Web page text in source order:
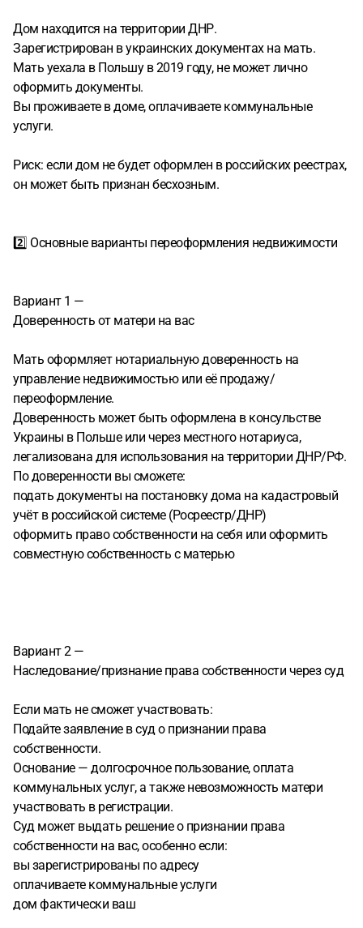
Дом находится на территории ДНР.
Зарегистрирован в украинских документах на мать.
Мать уехала в Польшу в 2019 году, не может лично
оформить документы.
Вы проживаете в доме, оплачиваете коммунальные
услуги.
Риск: если дом не будет оформлен в российских реестрах,
он может быть признан бесхозным.
2️⃣ Основные варианты переоформления недвижимости
Вариант 1 —
Доверенность от матери на вас
Мать оформляет нотариальную доверенность на
управление недвижимостью или её продажу/
переоформление.
Доверенность может быть оформлена в консульстве
Украины в Польше или через местного нотариуса,
легализована для использования на территории ДНР/РФ.
По доверенности вы сможете:
подать документы на постановку дома на кадастровый
учёт в российской системе (Росреестр/ДНР)
оформить право собственности на себя или оформить
совместную собственность с матерью
Вариант 2 —
Наследование/признание права собственности через суд
Если мать не сможет участвовать:
Подайте заявление в суд о признании права
собственности.
Основание — долгосрочное пользование, оплата
коммунальных услуг, а также невозможность матери
участвовать в регистрации.
Суд может выдать решение о признании права
собственности на вас, особенно если:
вы зарегистрированы по адресу
оплачиваете коммунальные услуги
дом фактически ваш